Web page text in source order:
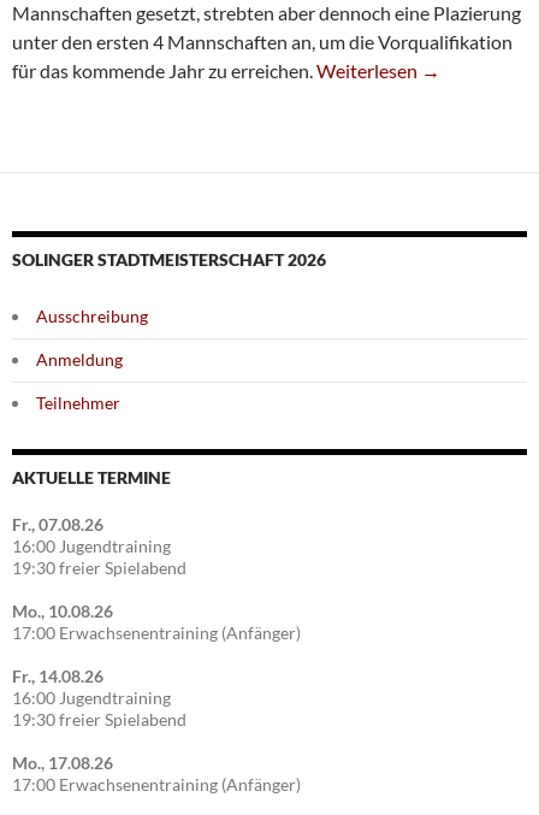
Mannschaften gesetzt, strebten aber dennoch eine Plazierung
unter den ersten 4 Mannschaften an, um die Vorqualifikation
für das kommende Jahr zu erreichen.Unglückliches Finish
Weiterlesen →
SOLINGER STADTMEISTERSCHAFT 2026
Ausschreibung
Anmeldung
Teilnehmer
AKTUELLE TERMINE
Fr., 07.08.26
16:00 Jugendtraining
19:30 freier Spielabend
Mo., 10.08.26
17:00 Erwachsenentraining (Anfänger)
Fr., 14.08.26
16:00 Jugendtraining
19:30 freier Spielabend
Mo., 17.08.26
17:00 Erwachsenentraining (Anfänger)